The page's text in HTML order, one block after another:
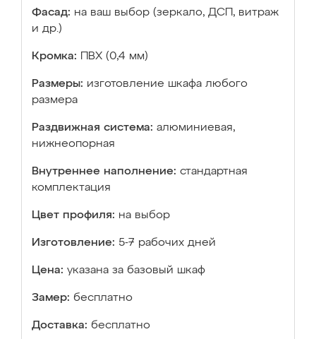
Фасад: на ваш выбор (зеркало, ДСП, витраж
и др.)
Кромка: ПВХ (0,4 мм)
Размеры: изготовление шкафа любого
размера
Раздвижная система: алюминиевая,
нижнеопорная
Внутреннее наполнение: стандартная
комплектация
Цвет профиля: на выбор
Изготовление: 5-7 рабочих дней
Цена: указана за базовый шкаф
Замер: бесплатно
Доставка: бесплатно